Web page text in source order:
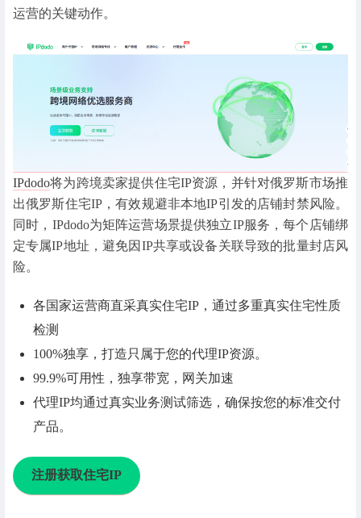
运营的关键动作。
IPdodo将为跨境卖家提供住宅IP资源，并针对俄罗斯市场推
出俄罗斯住宅IP，有效规避非本地IP引发的店铺封禁风险。
同时，IPdodo为矩阵运营场景提供独立IP服务，每个店铺绑
定专属IP地址，避免因IP共享或设备关联导致的批量封店风
险。
各国家运营商直采真实住宅IP，通过多重真实住宅性质
检测
100%独享，打造只属于您的代理IP资源。
99.9%可用性，独享带宽，网关加速
代理IP均通过真实业务测试筛选，确保按您的标准交付
产品。
注册获取住宅IP